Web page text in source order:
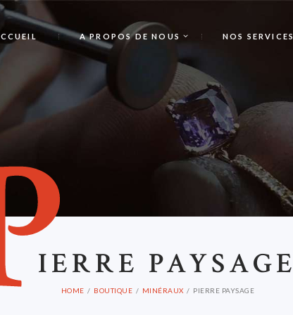
A PROPOS DE NOUS NOS SERVICES
IERRE PAYSAGE
HOME BOUTIQUE MINÉRAUX PIERRE PAYSAGE